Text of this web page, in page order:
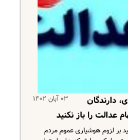
۰۳ آبان ۱۴۰۲
دارندگان
عدالت را باز نکنید
بر لزوم هوشیاری عموم مردم